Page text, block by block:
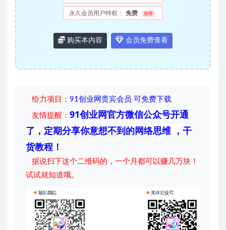
永久会员用户特权： 免费 推荐
购买本内容 会员免费查看
给力项目 ： 91创业网贵宾会员 可免费下载
友情提醒： 91创业网官方微信公众号开通
了，定期分享你意想不到的网络思维 ，干
货教程！
据说扫下这个二维码的，一个月都可以赚几万块！
试试就知道哦。